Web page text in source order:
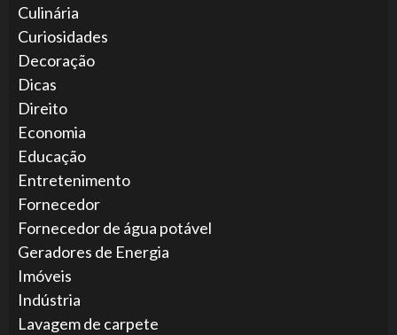
Culinária
Curiosidades
Decoração
Dicas
Direito
Economia
Educação
Entretenimento
Fornecedor
Fornecedor de água potável
Geradores de Energia
Imóveis
Indústria
Lavagem de carpete